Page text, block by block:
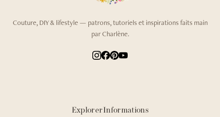
Couture, DIY & lifestyle — patrons, tutoriels et inspirations faits main
par Charlène.
ExplorerInformations